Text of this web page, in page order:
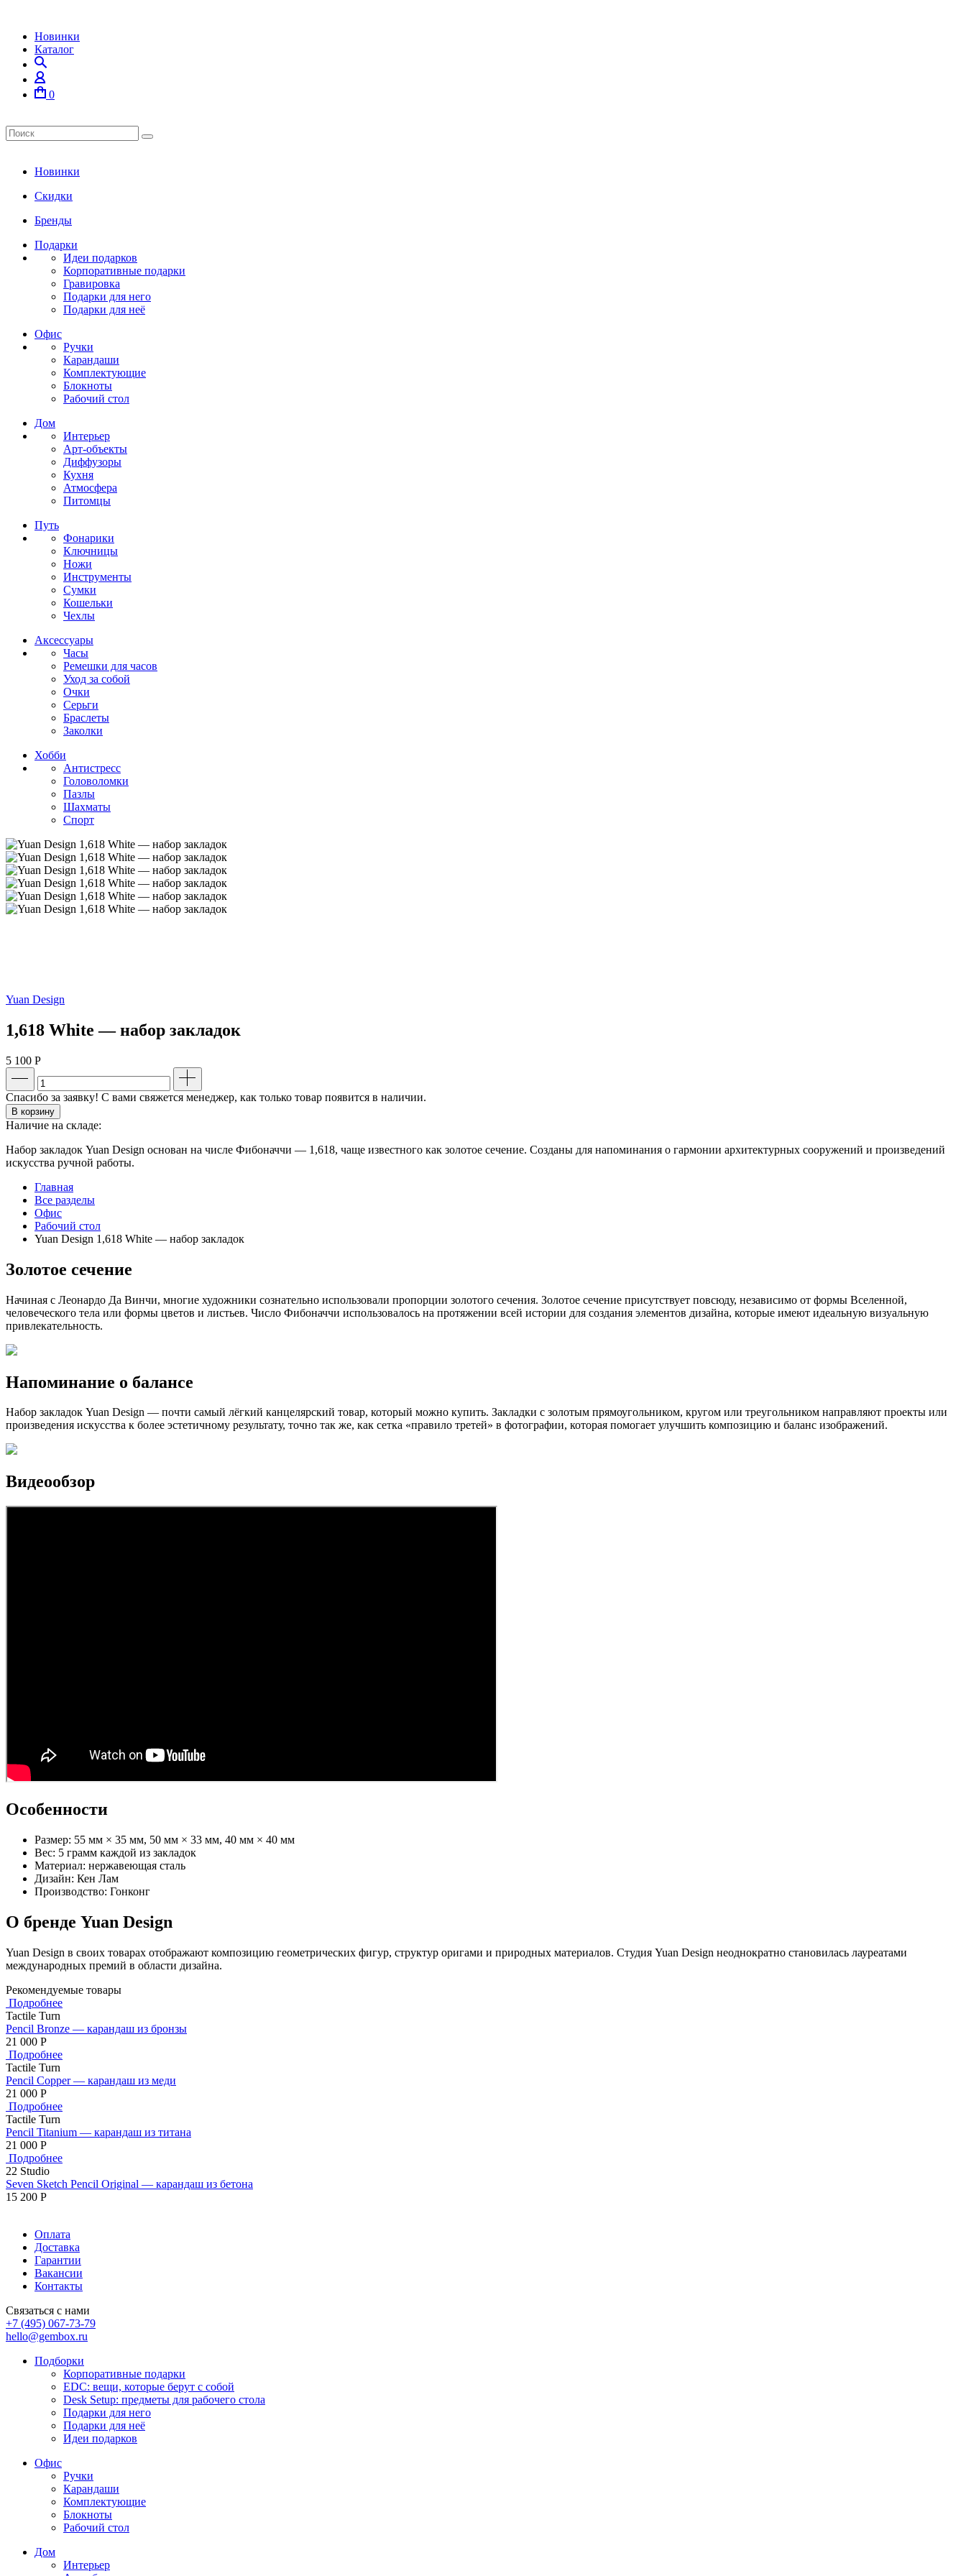
Новинки
Каталог
0
Новинки
Скидки
Бренды
Подарки
Идеи подарков
Корпоративные подарки
Гравировка
Подарки для него
Подарки для неё
Офис
Ручки
Карандаши
Комплектующие
Блокноты
Рабочий стол
Дом
Интерьер
Арт-объекты
Диффузоры
Кухня
Атмосфера
Питомцы
Путь
Фонарики
Ключницы
Ножи
Инструменты
Сумки
Кошельки
Чехлы
Аксессуары
Часы
Ремешки для часов
Уход за собой
Очки
Серьги
Браслеты
Заколки
Хобби
Антистресс
Головоломки
Пазлы
Шахматы
Спорт
Yuan Design
1,618 White — набор закладок
5 100 Р
Спасибо за заявку! С вами свяжется менеджер, как только товар появится в наличии.
В корзину
Наличие на складе:
Набор закладок Yuan Design основан на числе Фибоначчи — 1,618, чаще известного как золотое сечение. Созданы для напоминания о гармонии архитектурных сооружений и произведений
искусства ручной работы.
Главная
Все разделы
Офис
Рабочий стол
Yuan Design 1,618 White — набор закладок
Золотое сечение
Начиная с Леонардо Да Винчи, многие художники сознательно использовали пропорции золотого сечения. Золотое сечение присутствует повсюду, независимо от формы Вселенной,
человеческого тела или формы цветов и листьев. Число Фибоначчи использовалось на протяжении всей истории для создания элементов дизайна, которые имеют идеальную визуальную
привлекательность.
Напоминание о балансе
Набор закладок Yuan Design — почти самый лёгкий канцелярский товар, который можно купить. Закладки с золотым прямоугольником, кругом или треугольником направляют проекты или
произведения искусства к более эстетичному результату, точно так же, как сетка «правило третей» в фотографии, которая помогает улучшить композицию и баланс изображений.
Видеообзор
Особенности
Размер: 55 мм × 35 мм, 50 мм × 33 мм, 40 мм × 40 мм
Вес: 5 грамм каждой из закладок
Материал: нержавеющая сталь
Дизайн: Кен Лам
Производство: Гонконг
О бренде Yuan Design
Yuan Design в своих товарах отображают композицию геометрических фигур, структур оригами и природных материалов. Студия Yuan Design неоднократно становилась лауреатами
международных премий в области дизайна.
Рекомендуемые товары
Подробнее
Tactile Turn
Pencil Bronze — карандаш из бронзы
21 000 Р
Подробнее
Tactile Turn
Pencil Copper — карандаш из меди
21 000 Р
Подробнее
Tactile Turn
Pencil Titanium — карандаш из титана
21 000 Р
Подробнее
22 Studio
Seven Sketch Pencil Original — карандаш из бетона
15 200 Р
Оплата
Доставка
Гарантии
Вакансии
Контакты
Связаться с нами
+7 (495) 067-73-79
hello@gembox.ru
Подборки
Корпоративные подарки
EDC: вещи, которые берут с собой
Desk Setup: предметы для рабочего стола
Подарки для него
Подарки для неё
Идеи подарков
Офис
Ручки
Карандаши
Комплектующие
Блокноты
Рабочий стол
Дом
Интерьер